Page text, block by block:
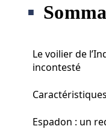
Le voilier de
incontesté
Espadon : un